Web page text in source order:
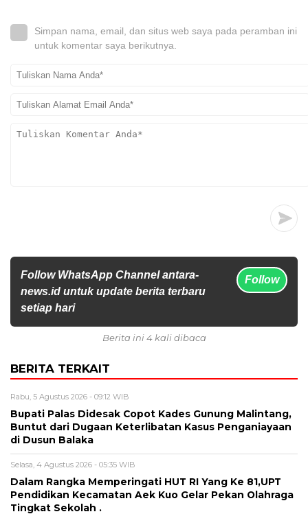
Simpan nama, email, dan situs web saya pada peramban ini
untuk komentar saya berikutnya.
Follow WhatsApp Channel antara-
news.id untuk update berita terbaru
setiap hari
Follow
Berita ini 4 kali dibaca
BERITA TERKAIT
Rabu, 5 Agustus 2026 - 09:12 WIB
Bupati Palas Didesak Copot Kades Gunung Malintang,
Buntut dari Dugaan Keterlibatan Kasus Penganiayaan
di Dusun Balaka
Selasa, 4 Agustus 2026 - 05:35 WIB
Dalam Rangka Memperingati HUT RI Yang Ke 81,UPT
Pendidikan Kecamatan Aek Kuo Gelar Pekan Olahraga
Tingkat Sekolah .